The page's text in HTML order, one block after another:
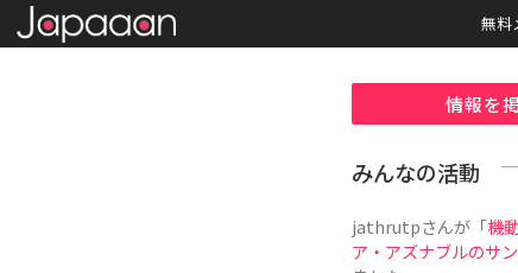
無料
情報を
みんなの活動
jathrutpさんが「機
ア・アズナブルのサ